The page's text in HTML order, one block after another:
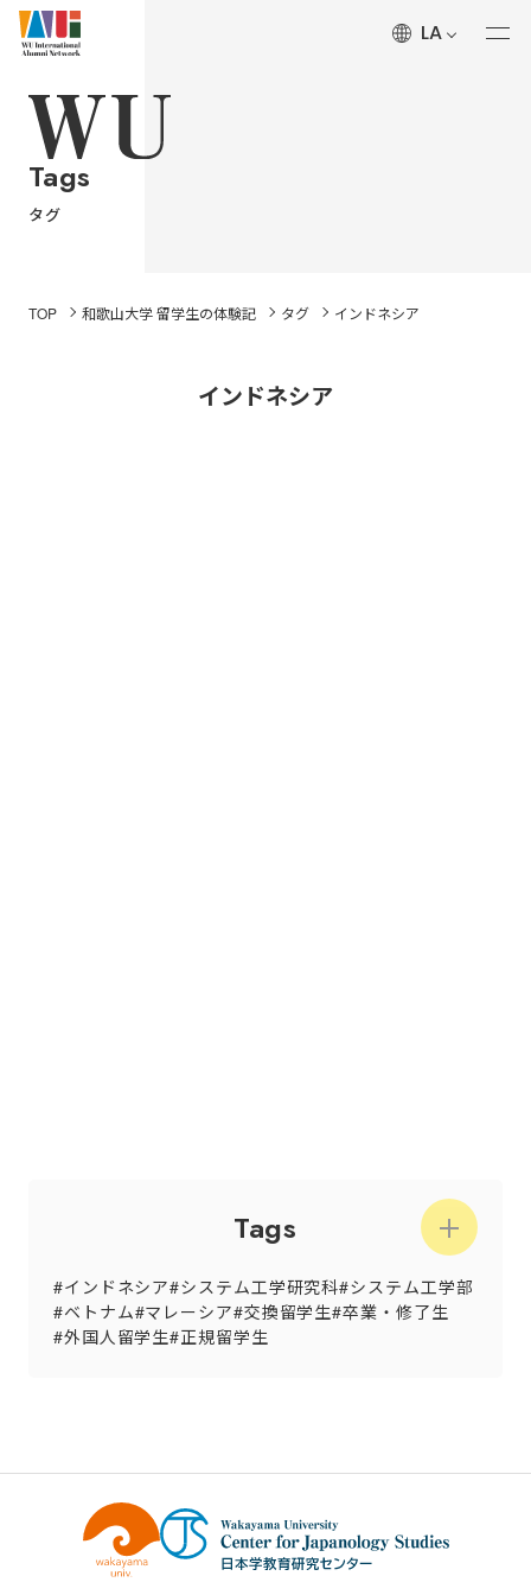
ALUMNI’S Voice
和歌山大学 留学生の体験記
About
History
LA
Tags
タグ
TOP 和歌山大学 留学生の体験記 タグ インドネシア
インドネシア
Tags
インドネシア システム工学研究科 システム工学部
ベトナム マレーシア 交換留学生 卒業・修了生
外国人留学生 正規留学生